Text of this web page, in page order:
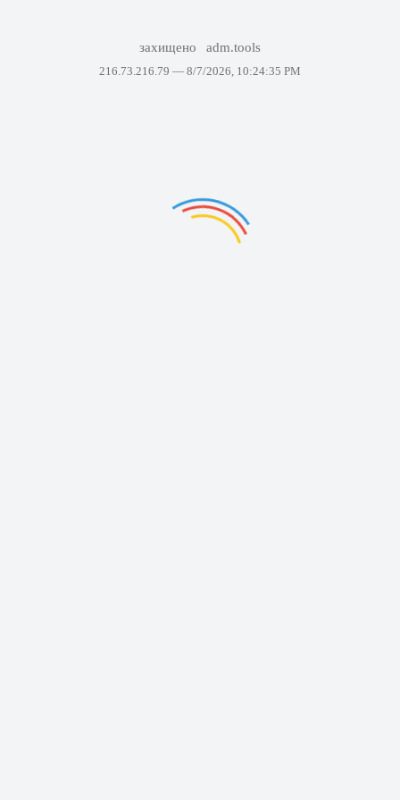
захищено adm.tools
216.73.216.79 — 8/7/2026, 10:24:35 PM